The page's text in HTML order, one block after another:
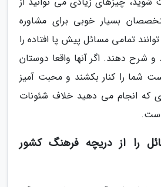
متخصصان بسیار خوبی برای مشاوره
تمامی مسائل پیش پا افتاده را
و شرح دهند. اگر آنها واقعا دوستان
شما را کنار بکشند و محبت آمیز
که انجام می دهید خلاف شئونات
را از دریچه فرهنگ کشور